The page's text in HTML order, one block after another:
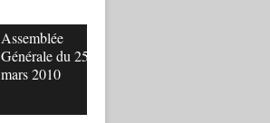
Assemblée
Générale du 25
mars 2010